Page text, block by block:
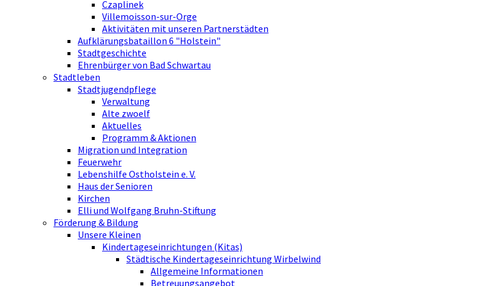
Czaplinek
Villemoisson-sur-Orge
Aktivitäten mit unseren Partnerstädten
Aufklärungsbataillon 6 "Holstein"
Stadtgeschichte
Ehrenbürger von Bad Schwartau
Stadtleben
Stadtjugendpflege
Verwaltung
Alte zwoelf
Aktuelles
Programm & Aktionen
Migration und Integration
Feuerwehr
Lebenshilfe Ostholstein e. V.
Haus der Senioren
Kirchen
Elli und Wolfgang Bruhn-Stiftung
Förderung & Bildung
Unsere Kleinen
Kindertageseinrichtungen (Kitas)
Städtische Kindertageseinrichtung Wirbelwind
Allgemeine Informationen
Betreuungsangebot